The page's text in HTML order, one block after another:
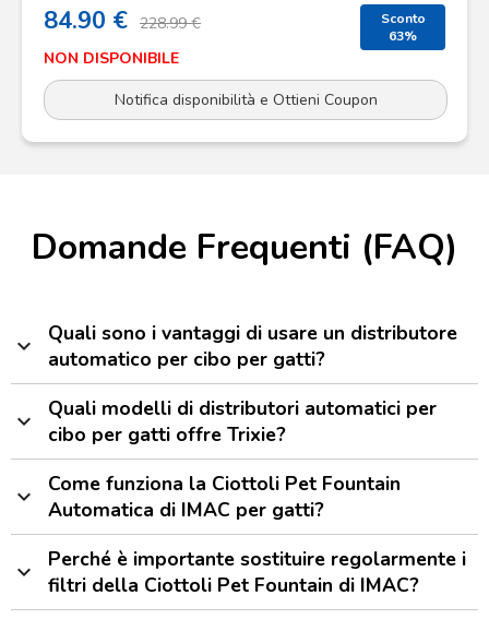
84.90 € 228.99 €
Sconto
63%
NON DISPONIBILE
Notifica disponibilità e Ottieni Coupon
Domande Frequenti (FAQ)
expand_more
Quali sono i vantaggi di usare un distributore
automatico per cibo per gatti?
expand_more
Quali modelli di distributori automatici per
cibo per gatti offre Trixie?
expand_more
Come funziona la Ciottoli Pet Fountain
Automatica di IMAC per gatti?
expand_more
Perché è importante sostituire regolarmente i
filtri della Ciottoli Pet Fountain di IMAC?